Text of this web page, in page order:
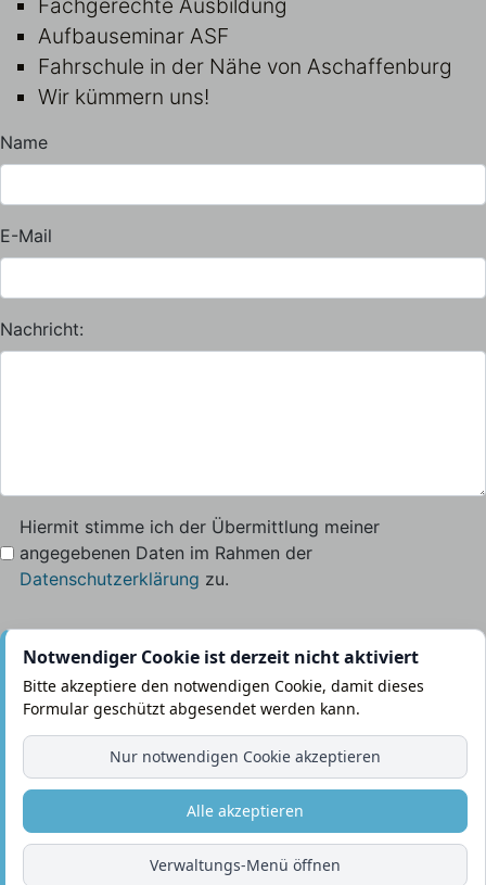
Fachgerechte Ausbildung
Aufbauseminar ASF
Fahrschule in der Nähe von Aschaffenburg
Wir kümmern uns!
Name
E-Mail
Nachricht:
Hiermit stimme ich der Übermittlung meiner
angegebenen Daten im Rahmen der
Datenschutzerklärung zu.
Notwendiger Cookie ist derzeit nicht aktiviert
Bitte akzeptiere den notwendigen Cookie, damit dieses
Formular geschützt abgesendet werden kann.
Nur notwendigen Cookie akzeptieren
Alle akzeptieren
Verwaltungs-Menü öffnen